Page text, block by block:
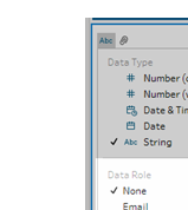
ใ
น้
า